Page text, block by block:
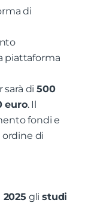
di
piattaforma
sarà di500
euro. Il
fondi e
ordine di
glistudi